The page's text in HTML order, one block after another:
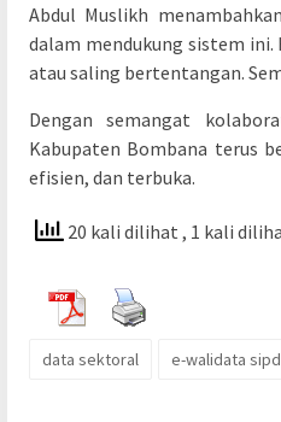
Abdul Muslikh
dalam mendukung sistem
atau saling bertentangan.
Dengan semangat
Kabupaten Bombana terus
efisien, dan terbuka.
20 kali dilihat , 1 kali
data sektoral e-walidata sipd